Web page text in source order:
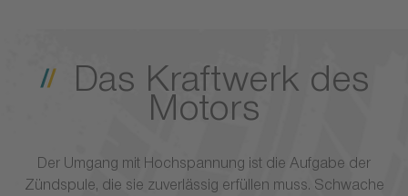
Das Kraftwerk des
Motors
Der Umgang mit Hochspannung ist die Aufgabe der
Zündspule, die sie zuverlässig erfüllen muss. Schwache